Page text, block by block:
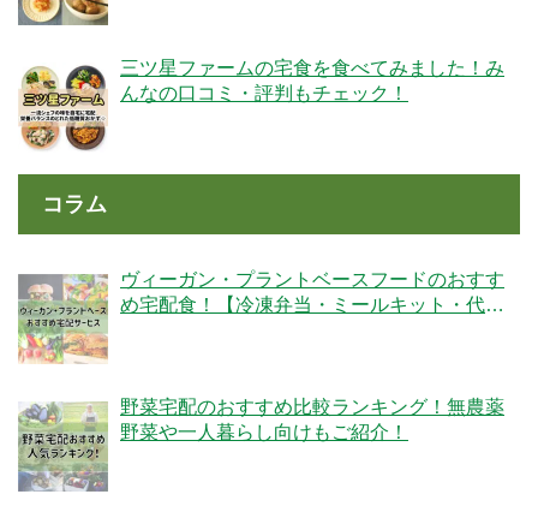
三ツ星ファームの宅食を食べてみました！み
んなの口コミ・評判もチェック！
コラム
ヴィーガン・プラントベースフードのおすす
め宅配食！【冷凍弁当・ミールキット・代替
野菜宅配のおすすめ比較ランキング！無農薬
野菜や一人暮らし向けもご紹介！